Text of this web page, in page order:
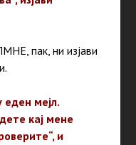
пак, ни изјави
еден мејл.
кај мене
и